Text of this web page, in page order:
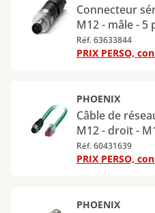
Connecteur
M12 - mâle - 5
M12MS-5PL M
Réf. 63633844
PRIX PERSO,
PHOENIX
Câble de
M12 - droit -
M12MSD/ 5,0-
Réf. 60431639
PRIX PERSO,
PHOENIX